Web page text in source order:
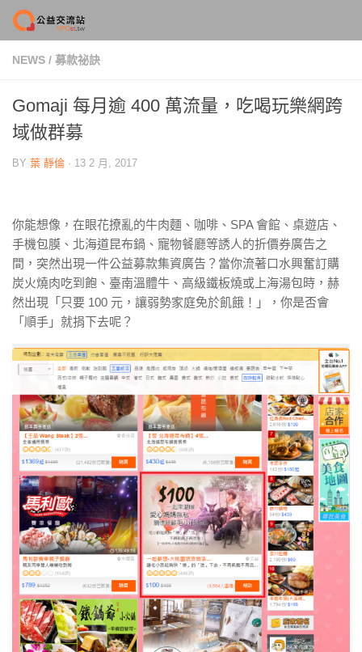
Skip to content
NEWS / 募款祕訣
Gomaji 每月逾 400 萬流量，吃喝玩樂網跨
域做群募
BY 葉 靜倫 · 13 2 月, 2017
你能想像，在眼花撩亂的牛肉麵、咖啡、SPA 會館、桌遊店、
手機包膜、北海道昆布鍋、寵物餐廳等誘人的折價券廣告之
間，突然出現一件公益募款集資廣告？當你流著口水興奮訂購
炭火燒肉吃到飽、臺南溫體牛、高級鐵板燒或上海湯包時，赫
然出現「只要 100 元，讓弱勢家庭免於飢餓！」，你是否會
「順手」就捐下去呢？